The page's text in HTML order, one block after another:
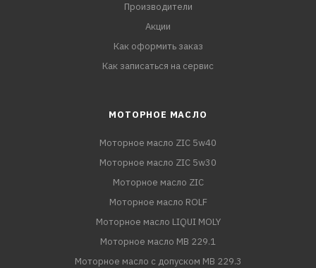
Производители
Акции
Как оформить заказ
Как записаться на сервис
МОТОРНОЕ МАСЛО
Моторное масло ZIC 5w40
Моторное масло ZIC 5w30
Моторное масло ZIC
Моторное масло ROLF
Моторное масло LIQUI MOLY
Моторное масло MB 229.1
Моторное масло с допуском MB 229.3